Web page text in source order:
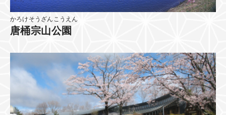
かろけそうざんこうえん
唐桶宗山公園